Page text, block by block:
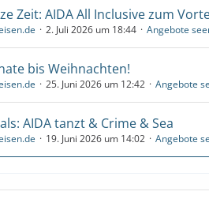
Zeit: AIDA All Inclusive zum
2. Juli 2026 um 18:44 Angebote
bis Weihnachten!
25. Juni 2026 um 12:42 Angebote
AIDA tanzt & Crime & Sea
19. Juni 2026 um 14:02 Angebote